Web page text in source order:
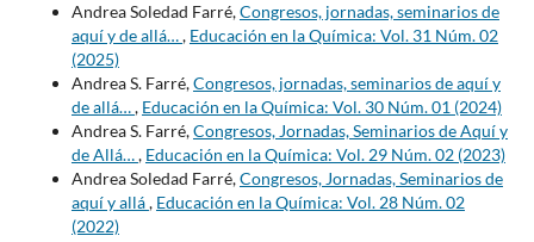
Andrea Soledad Farré,Congresos, jornadas, seminarios de
aquí y de allá…, Educación en la Química: Vol. 31 Núm. 02
(2025)
Andrea S. Farré,Congresos, jornadas, seminarios de aquí y
de allá…, Educación en la Química: Vol. 30 Núm. 01 (2024)
Andrea S. Farré,Congresos, Jornadas, Seminarios de Aquí y
de Allá…, Educación en la Química: Vol. 29 Núm. 02 (2023)
Andrea Soledad Farré,Congresos, Jornadas, Seminarios de
aquí y allá, Educación en la Química: Vol. 28 Núm. 02
(2022)